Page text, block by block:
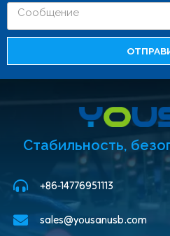
Стабильность,
+86-14776951113
sales@yousanusb.com